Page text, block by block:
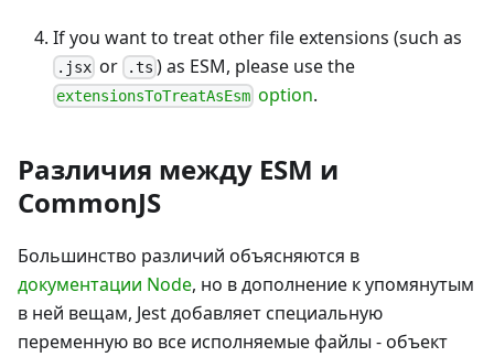
If you want to treat other file extensions (such as
.jsx or .ts ) as ESM, please use the
extensionsToTreatAsEsm option.
Различия между ESM и
CommonJS
Большинство различий объясняются в
документации Node, но в дополнение к упомянутым
в ней вещам, Jest добавляет специальную
переменную во все исполняемые файлы - объект